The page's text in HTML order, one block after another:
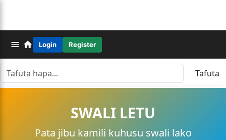
Login Register
Tafuta
SWALI LETU
Pata jibu kamili kuhusu swali lako